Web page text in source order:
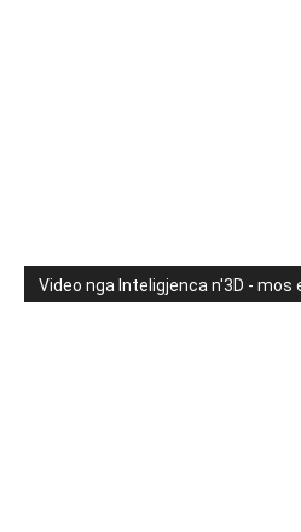
Video nga Inteligjenca n'3D - mos